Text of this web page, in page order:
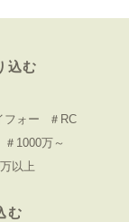
込む
フォー
＃RC
＃1000万～
以上
む